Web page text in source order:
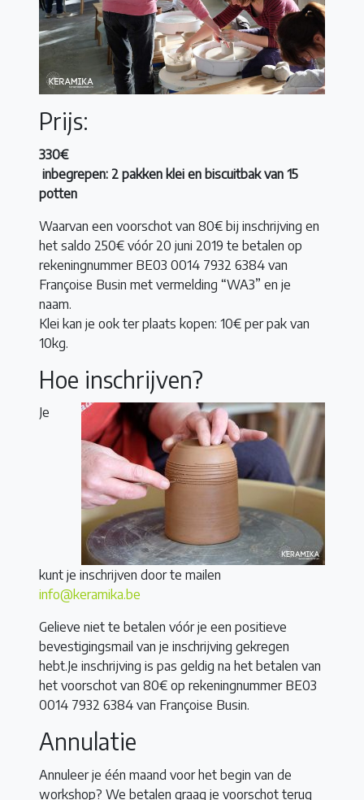
Prijs:
330€
inbegrepen: 2 pakken klei en biscuitbak van 15
potten
Waarvan een voorschot van 80€ bij inschrijving en
het saldo 250€ vóór 20 juni 2019 te betalen op
rekeningnummer BE03 0014 7932 6384 van
Françoise Busin met vermelding “WA3” en je
naam.
Klei kan je ook ter plaats kopen: 10€ per pak van
10kg.
Hoe inschrijven?
Je
kunt je inschrijven door te mailen
info@keramika.be
Gelieve niet te betalen vóór je een positieve
bevestigingsmail van je inschrijving gekregen
hebt.Je inschrijving is pas geldig na het betalen van
het voorschot van 80€ op rekeningnummer BE03
0014 7932 6384 van Françoise Busin.
Annulatie
Annuleer je één maand voor het begin van de
workshop? We betalen graag je voorschot terug